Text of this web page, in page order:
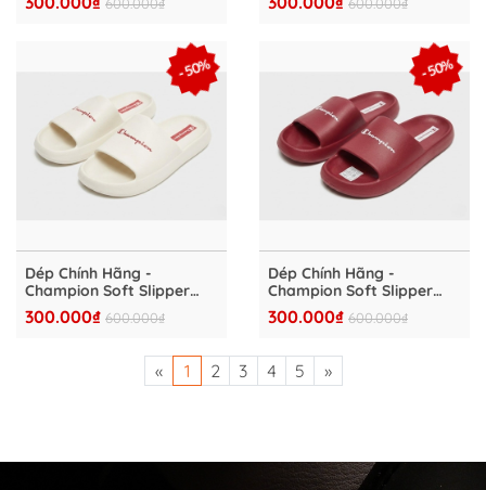
MS032
WW001
- 50%
Dép Chính Hãng -
Champion Soft Slipper
Slide "Cream/Red" -
S11807- YS014
300.000₫ 600.000₫
- 50%
Dép Chính Hãng -
Champion Soft Slipper
Slide "Red" - S11807-
RS001
300.000₫ 600.000₫
« 1 2 3 4 5 »